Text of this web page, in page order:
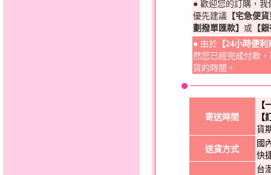
● 歡迎您的訂購，
優先建議 【宅急便
劃撥單匯款】 或 【
● 由於 【24小時便
然您已經完成付款
貨的時間。
寄送時間
【
【
貨
送貨方式
國
快
台